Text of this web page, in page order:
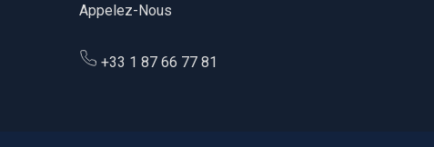
Appelez-Nous
+33 1 87 66 77 81